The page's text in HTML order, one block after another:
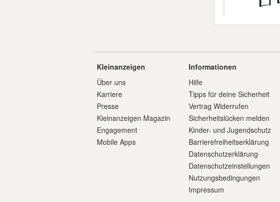
Kleinanzeigen
Über uns
Karriere
Presse
Kleinanzeigen Magazin
Engagement
Mobile Apps
Informationen
Hilfe
Tipps für deine Sicherheit
Vertrag Widerrufen
Sicherheitslücken melden
Kinder- und Jugendschutz
Barrierefreiheitserklärung
Datenschutzerklärung
Datenschutzeinstellungen
Nutzungsbedingungen
Impressum